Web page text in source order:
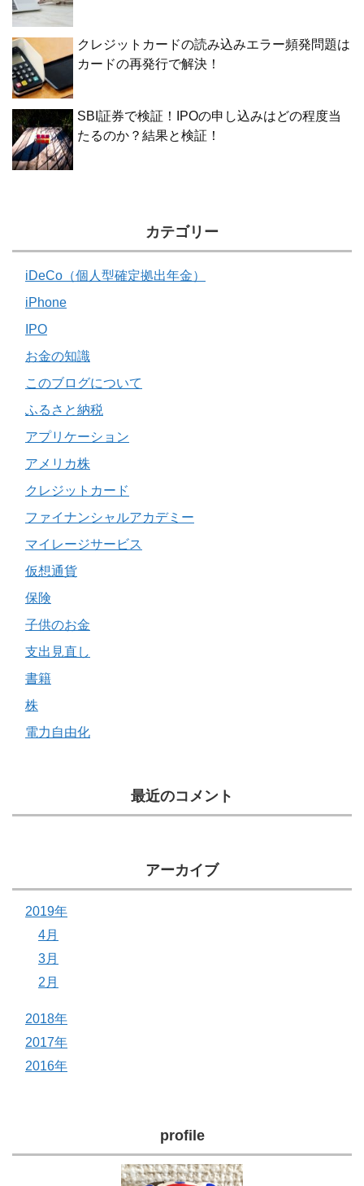
クレジットカードの読み込みエラー頻発問題は
カードの再発行で解決！
SBI証券で検証！IPOの申し込みはどの程度当
たるのか？結果と検証！
カテゴリー
iDeCo（個人型確定拠出年金）
iPhone
IPO
お金の知識
このブログについて
ふるさと納税
アプリケーション
アメリカ株
クレジットカード
ファイナンシャルアカデミー
マイレージサービス
仮想通貨
保険
子供のお金
支出見直し
書籍
株
電力自由化
最近のコメント
アーカイブ
2019年
4月
3月
2月
2018年
2017年
2016年
profile